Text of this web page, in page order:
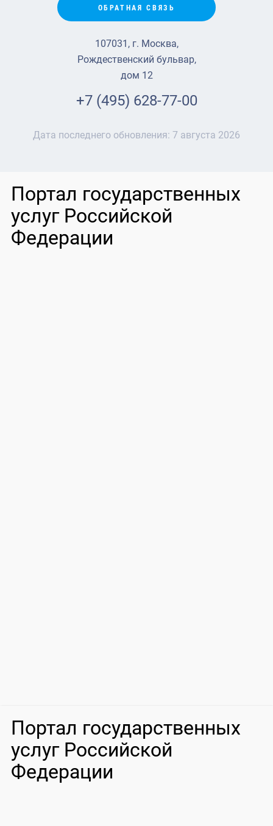
ОБРАТНАЯ СВЯЗЬ
107031, г. Москва,
Рождественский бульвар,
дом 12
+7 (495) 628-77-00
Дата последнего обновления: 7 августа 2026
Портал государственных
услуг Российской
Федерации
Портал государственных
услуг Российской
Федерации